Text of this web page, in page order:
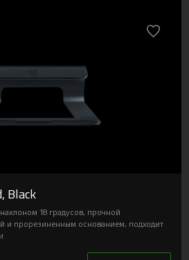
Black
18 градусов, прочной
и прорезиненным основанием, подходит